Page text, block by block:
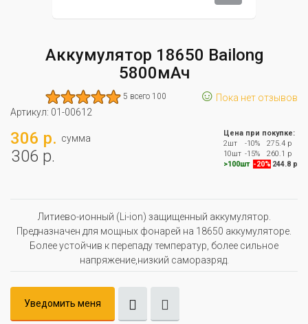
Аккумулятор 18650 Bailong
5800мАч
5 всего 100 ☺ Пока нет отзывов
Артикул: 01-00612
306 р. сумма
306 р.
Цена при покупке:
2шт
-10%
275.4 р
10шт -15%
260.1 р
>100шт -20% 244.8 р
Литиево-ионный (Li-ion) защищенный аккумулятор.
Предназначен для мощных фонарей на 18650 аккумуляторе.
Более устойчив к перепаду температур, более сильное
напряжение,низкий саморазряд.
Уведомить меня